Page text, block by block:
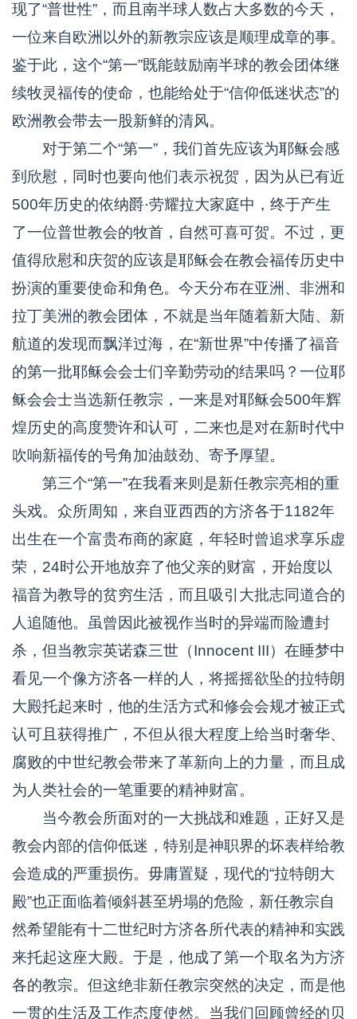
现了“普世性”，而且南半球人数占大多数的今天，
一位来自欧洲以外的新教宗应该是顺理成章的事。
鉴于此，这个“第一”既能鼓励南半球的教会团体继
续牧灵福传的使命，也能给处于“信仰低迷状态”的
欧洲教会带去一股新鲜的清风。
对于第二个“第一”，我们首先应该为耶稣会感
到欣慰，同时也要向他们表示祝贺，因为从已有近
500年历史的依纳爵·劳耀拉大家庭中，终于产生
了一位普世教会的牧首，自然可喜可贺。不过，更
值得欣慰和庆贺的应该是耶稣会在教会福传历史中
扮演的重要使命和角色。今天分布在亚洲、非洲和
拉丁美洲的教会团体，不就是当年随着新大陆、新
航道的发现而飘洋过海，在“新世界”中传播了福音
的第一批耶稣会会士们辛勤劳动的结果吗？一位耶
稣会会士当选新任教宗，一来是对耶稣会500年辉
煌历史的高度赞许和认可，二来也是对在新时代中
吹响新福传的号角加油鼓劲、寄予厚望。
第三个“第一”在我看来则是新任教宗亮相的重
头戏。众所周知，来自亚西西的方济各于1182年
出生在一个富贵布商的家庭，年轻时曾追求享乐虚
荣，24时公开地放弃了他父亲的财富，开始度以
福音为教导的贫穷生活，而且吸引大批志同道合的
人追随他。虽曾因此被视作当时的异端而险遭封
杀，但当教宗英诺森三世（Innocent III）在睡梦中
看见一个像方济各一样的人，将摇摇欲坠的拉特朗
大殿托起来时，他的生活方式和修会会规才被正式
认可且获得推广，不但从很大程度上给当时奢华、
腐败的中世纪教会带来了革新向上的力量，而且成
为人类社会的一笔重要的精神财富。
当今教会所面对的一大挑战和难题，正好又是
教会内部的信仰低迷，特别是神职界的坏表样给教
会造成的严重损伤。毋庸置疑，现代的“拉特朗大
殿”也正面临着倾斜甚至坍塌的危险，新任教宗自
然希望能有十二世纪时方济各所代表的精神和实践
来托起这座大殿。于是，他成了第一个取名为方济
各的教宗。但这绝非新任教宗突然的决定，而是他
一贯的生活及工作态度使然。当我们回顾曾经的贝